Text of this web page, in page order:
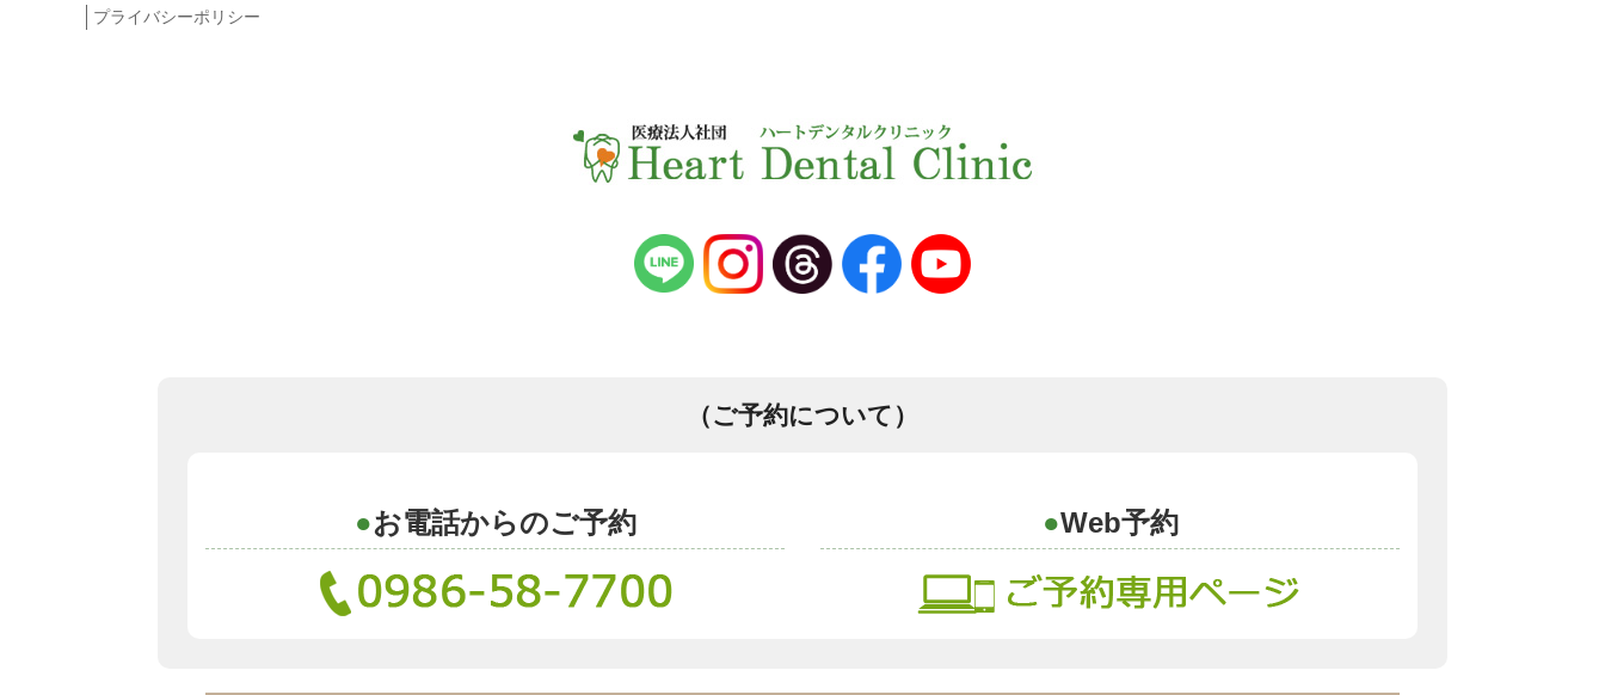
プライバシーポリシー
（ご予約について）
お電話からのご予約 Web予約